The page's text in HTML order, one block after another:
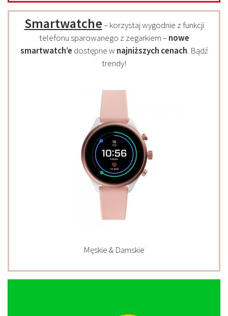
Smartwatche– korzystaj wygodnie z funkcji
telefonu sparowanego z zegarkiem –nowe
smartwatch’e dostępne w najniższych cenach. Bądź
trendy!
Męskie & Damskie